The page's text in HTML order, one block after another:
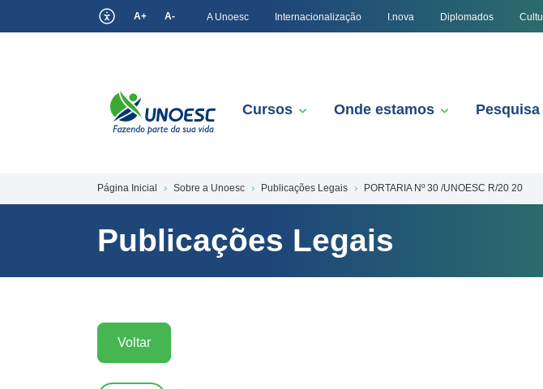
A+ A- A Unoesc Internacionalização I.nova Diplomados
Cursos Onde estamos Pesquisa
Página Inicial Sobre a Unoesc Publicações Legais PORTARIA Nº 30 /UNOESC R/20 20
Publicações Legais
Voltar